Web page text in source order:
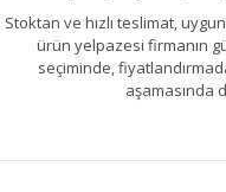
Stoktan ve hızlı teslimat,
ürün yelpazesi firmanın
seçiminde,
aşamasında